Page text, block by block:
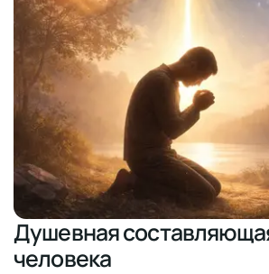
Душевная
человека